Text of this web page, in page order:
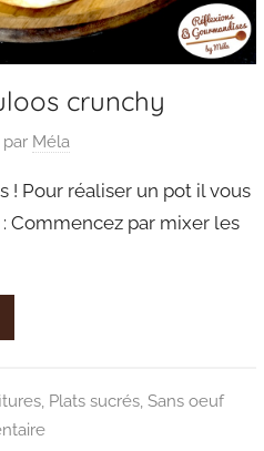
crunchy
par Méla
! Pour réaliser un pot il vous
Commencez par mixer les
, Plats sucrés, Sans oeuf